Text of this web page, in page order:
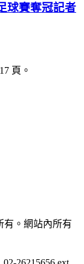
球賽奪冠記者
頁。
有。網站內所有